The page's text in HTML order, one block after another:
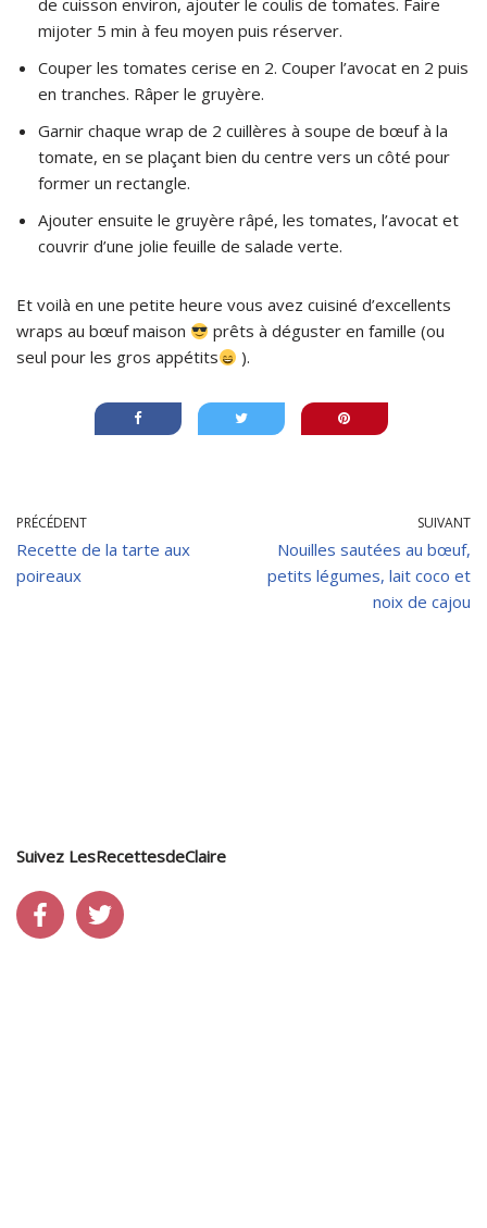
de cuisson environ, ajouter le coulis de tomates. Faire
mijoter 5 min à feu moyen puis réserver.
Couper les tomates cerise en 2. Couper l’avocat en 2 puis
en tranches. Râper le gruyère.
Garnir chaque wrap de 2 cuillères à soupe de bœuf à la
tomate, en se plaçant bien du centre vers un côté pour
former un rectangle.
Ajouter ensuite le gruyère râpé, les tomates, l’avocat et
couvrir d’une jolie feuille de salade verte.
Et voilà en une petite heure vous avez cuisiné d’excellents
wraps au bœuf maison
prêts à déguster en famille (ou
seul pour les gros appétits
).
PRÉCÉDENT
Recette de la tarte aux
poireaux
SUIVANT
Nouilles sautées au bœuf,
petits légumes, lait coco et
noix de cajou
Suivez LesRecettesdeClaire